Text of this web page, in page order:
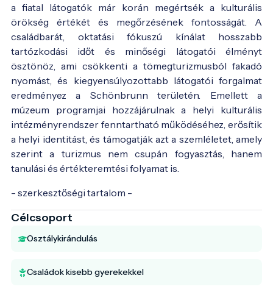
a fiatal látogatók már korán megértsék a kulturális
örökség értékét és megőrzésének fontosságát. A
családbarát, oktatási fókuszú kínálat hosszabb
tartózkodási időt és minőségi látogatói élményt
ösztönöz, ami csökkenti a tömegturizmusból fakadó
nyomást, és kiegyensúlyozottabb látogatói forgalmat
eredményez a Schönbrunn területén. Emellett a
múzeum programjai hozzájárulnak a helyi kulturális
intézményrendszer fenntartható működéséhez, erősítik
a helyi identitást, és támogatják azt a szemléletet, amely
szerint a turizmus nem csupán fogyasztás, hanem
tanulási és értékteremtési folyamat is.
- szerkesztőségi tartalom -
Célcsoport
Osztálykirándulás
Családok kisebb gyerekekkel